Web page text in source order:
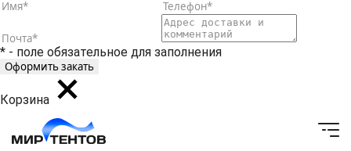
* - поле обязательное для заполнения
Корзина